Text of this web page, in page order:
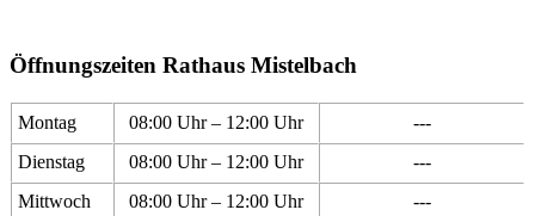
Öffnungszeiten Rathaus Mistelbach
Montag 08:00 Uhr – 12:00 Uhr
---
Dienstag
08:00 Uhr – 12:00 Uhr
---
Mittwoch
08:00 Uhr – 12:00 Uhr
---